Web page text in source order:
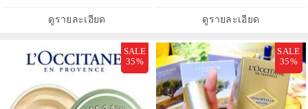
กลิ่นอัลมอนด์ สดชื่นด้วยกลิ่นเบอกา
มอท แนะนำให้ใช้ควบคู่กับ Almond
ดูรายละเอียด ดูรายละเอียด
SALE
35%
SALE
35%